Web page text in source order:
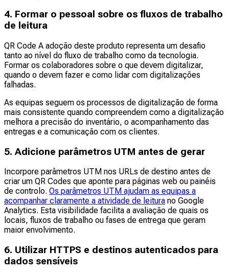
4. Formar o pessoal sobre os fluxos de trabalho
de leitura
QR Code A adoção deste produto representa um desafio
tanto ao nível do fluxo de trabalho como da tecnologia.
Formar os colaboradores sobre o que devem digitalizar,
quando o devem fazer e como lidar com digitalizações
falhadas.
As equipas seguem os processos de digitalização de forma
mais consistente quando compreendem como a digitalização
melhora a precisão do inventário, o acompanhamento das
entregas e a comunicação com os clientes.
5. Adicione parâmetros UTM antes de gerar
Incorpore parâmetros UTM nos URLs de destino antes de
criar um QR Codes que aponte para páginas web ou painéis
de controlo. Os parâmetros UTM ajudam as equipas a
acompanhar claramente a atividade de leitura no Google
Analytics. Esta visibilidade facilita a avaliação de quais os
locais, fluxos de trabalho ou fases de entrega que geram
maior envolvimento.
6. Utilizar HTTPS e destinos autenticados para
dados sensíveis